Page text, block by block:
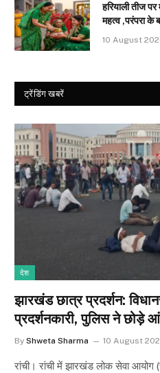
हरियाली तीज
महत्व ,परंपरा के
10 August
ट्रेंडिंग खबरें
देश
झारखंड छात्र प्रदर्शन:
प्रदर्शनकारी, पुलिस ने छोड़े
By Shweta Sharma 10 August
रांची। रांची में झारखंड लोक सेवा आयोग